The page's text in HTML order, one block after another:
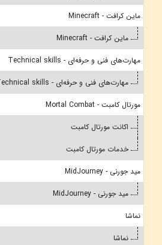
ماین کرافت - Minecraft
ماین کرافت - Minecraft
مهارت‌های فنی و حرفه‌ای - Technical skills
مهارت‌های فنی و حرفه‌ای - Technical skills
مورتال کامبت - Mortal Combat
اکانت مورتال کامبت
خدمات مورتال کامبت
مید جورنی - MidJourney
مید جورنی - MidJourney
نماشا
نماشا